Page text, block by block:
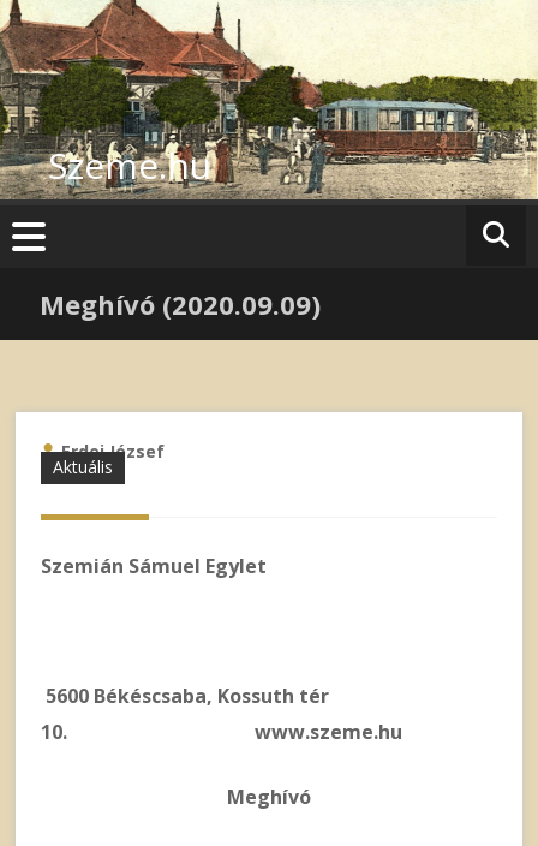
Skip
to
content
Szeme.hu
Meghívó (2020.09.09)
Aktuális
Erdei József
Szemián Sámuel Egylet
5600 Békéscsaba, Kossuth tér
10. www.szeme.hu
Meghívó